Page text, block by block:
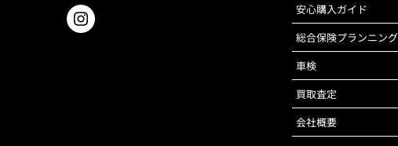
安心購入ガイド
総合保険プランニング
車検
買取査定
会社概要